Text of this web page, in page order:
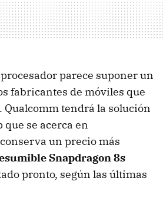
parece suponer un
fabricantes de móviles que
tendrá la solución
se acerca en
un precio más
Snapdragon 8s
pronto, según las últimas